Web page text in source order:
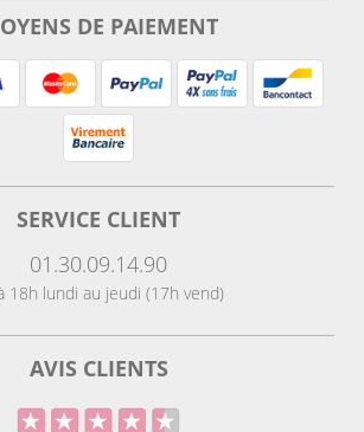
DE PAIEMENT
SERVICE CLIENT
01.30.09.14.90
18h lundi au jeudi (17h vend)
AVIS CLIENTS